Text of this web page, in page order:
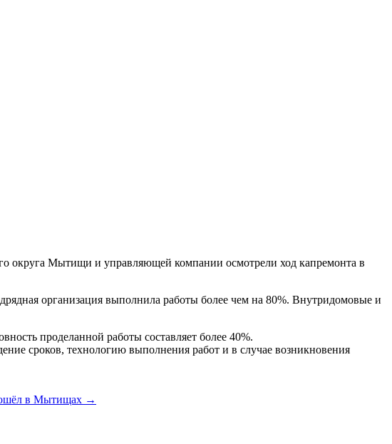
округа Мытищи и управляющей компании осмотрели ход капремонта в
организация выполнила работы более чем на 80%. Внутридомовые и
проделанной работы составляет более 40%.
сроков, технологию выполнения работ и в случае возникновения
в Мытищах →